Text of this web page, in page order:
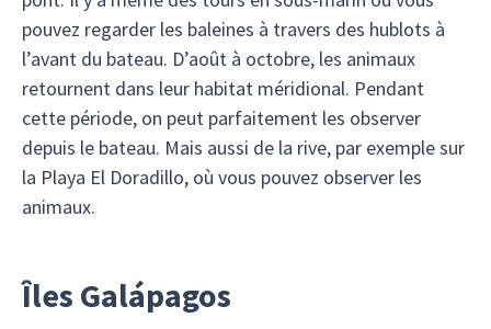
pouvez regarder les baleines à travers des hublots à
l’avant du bateau. D’août à octobre, les animaux
retournent dans leur habitat méridional. Pendant
cette période, on peut parfaitement les observer
depuis le bateau. Mais aussi de la rive, par exemple sur
la Playa El Doradillo, où vous pouvez observer les
animaux.
Îles Galápagos